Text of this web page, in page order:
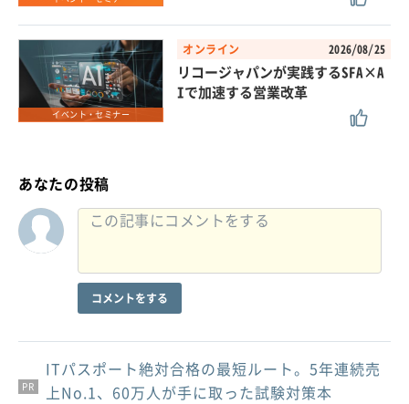
イベント・セミナー
オンライン 2026/08/25
リコージャパンが実践するSFA×A
Iで加速する営業改革
あなたの投稿
コメントをする
PR
PR
PR
ITパスポート絶対合格の最短ルート。5年連続売
上No.1、60万人が手に取った試験対策本